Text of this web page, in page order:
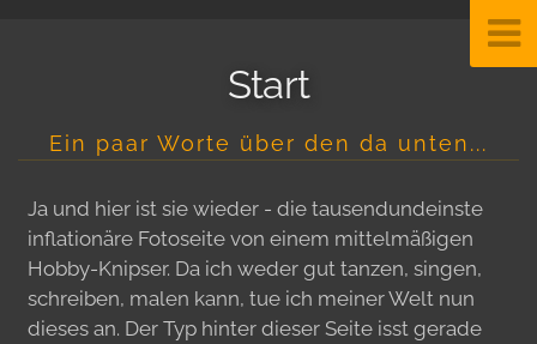
Start
Ein paar Worte über den da unten...
Ja und hier ist sie wieder - die tausendundeinste
inflationäre Fotoseite von einem mittelmäßigen
Hobby-Knipser. Da ich weder gut tanzen, singen,
schreiben, malen kann, tue ich meiner Welt nun
dieses an. Der Typ hinter dieser Seite isst gerade